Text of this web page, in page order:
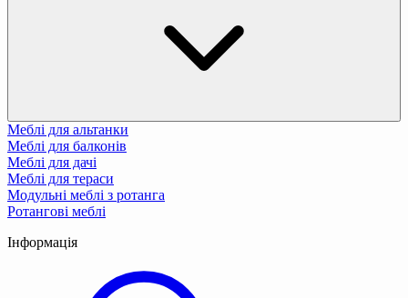
Меблі для альтанки
Меблі для балконів
Меблі для дачі
Меблі для тераси
Модульні меблі з ротанга
Ротангові меблі
Інформація